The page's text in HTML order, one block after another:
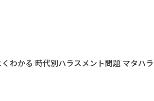
わかる 時代別ハラスメント問題 マタハ